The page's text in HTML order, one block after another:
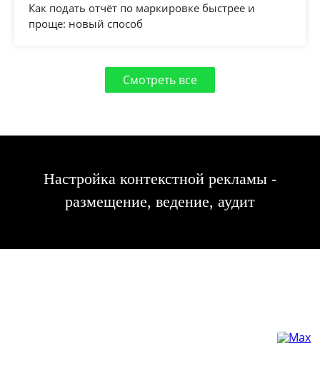
Как подать отчёт по маркировке быстрее и
проще: новый способ
Смотреть все
Настройка контекстной рекламы -
размещение, ведение, аудит